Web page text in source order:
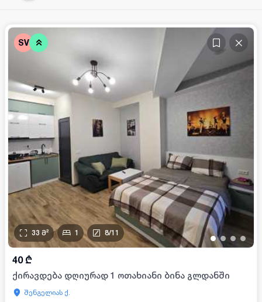
SV
•• • •
33 მ² 1 8/11
40 ₾
ქირავდება დღიურად 1 ოთახიანი ბინა გლდანში
შენგელიას ქ.